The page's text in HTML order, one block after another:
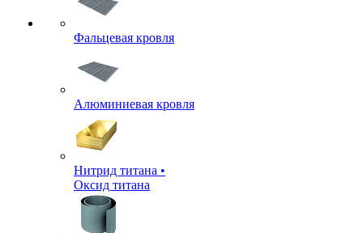
Фальцевая кровля
Алюминиевая кровля
Нитрид титана •
Оксид титана